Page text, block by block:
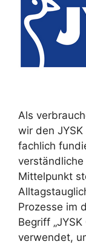
Als
wir den
fachlich
Mittelpunkt
Prozesse im
Begriff
verwendet,